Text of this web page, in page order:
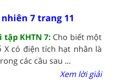
7 trang 11
tập KHTN 7: Cho biết một
có điện tích hạt nhân là
các câu sau ...
Xem lời giải